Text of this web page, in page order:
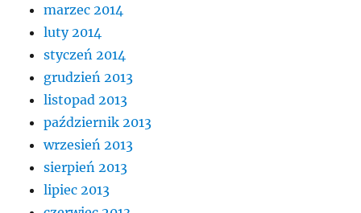
marzec 2014
luty 2014
styczeń 2014
grudzień 2013
listopad 2013
październik 2013
wrzesień 2013
sierpień 2013
lipiec 2013